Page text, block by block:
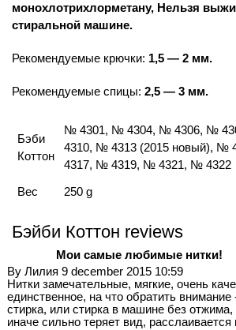
монохлотрихлорметану, Нельзя
стиральной машине.
Рекомендуемые крючки: 1,5 — 2 мм.
Рекомендуемые спицы: 2,5 — 3 мм.
Бэби
Коттон
№ 4301, № 4304, № 4306, №
4310, № 4313 (2015 новый), №
4317, № 4319, № 4321, № 4322
Вес
250 g
Бэйби Коттон reviews
Мои самые любимые нитки!
By Лилия 9 december 2015 10:59
Нитки замечательные, мягкие, очень
единственное, на что обратить внимание
стирка, или стирка в машине без отжима,
иначе сильно теряет вид, расслаивается